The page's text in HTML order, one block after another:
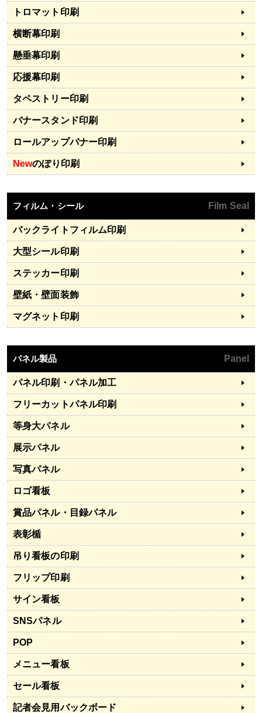
トロマット印刷
横断幕印刷
懸垂幕印刷
応援幕印刷
タペストリー印刷
バナースタンド印刷
ロールアップバナー印刷
Newのぼり印刷
フィルム・シール Film Seal
バックライトフィルム印刷
大型シール印刷
ステッカー印刷
壁紙・壁面装飾
マグネット印刷
パネル製品 Panel
パネル印刷・パネル加工
フリーカットパネル印刷
等身大パネル
展示パネル
写真パネル
ロゴ看板
賞品パネル・目録パネル
表彰楯
吊り看板の印刷
フリップ印刷
サイン看板
SNSパネル
POP
メニュー看板
セール看板
記者会見用バックボード